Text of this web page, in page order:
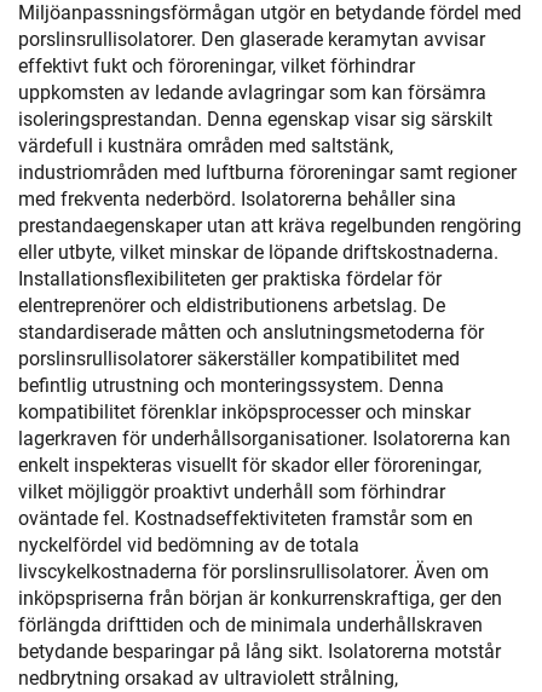
Miljöanpassningsförmågan utgör en betydande fördel med
porslinsrullisolatorer. Den glaserade keramytan avvisar
effektivt fukt och föroreningar, vilket förhindrar
uppkomsten av ledande avlagringar som kan försämra
isoleringsprestandan. Denna egenskap visar sig särskilt
värdefull i kustnära områden med saltstänk,
industriområden med luftburna föroreningar samt regioner
med frekventa nederbörd. Isolatorerna behåller sina
prestandaegenskaper utan att kräva regelbunden rengöring
eller utbyte, vilket minskar de löpande driftskostnaderna.
Installationsflexibiliteten ger praktiska fördelar för
elentreprenörer och eldistributionens arbetslag. De
standardiserade måtten och anslutningsmetoderna för
porslinsrullisolatorer säkerställer kompatibilitet med
befintlig utrustning och monteringssystem. Denna
kompatibilitet förenklar inköpsprocesser och minskar
lagerkraven för underhållsorganisationer. Isolatorerna kan
enkelt inspekteras visuellt för skador eller föroreningar,
vilket möjliggör proaktivt underhåll som förhindrar
oväntade fel. Kostnadseffektiviteten framstår som en
nyckelfördel vid bedömning av de totala
livscykelkostnaderna för porslinsrullisolatorer. Även om
inköpspriserna från början är konkurrenskraftiga, ger den
förlängda drifttiden och de minimala underhållskraven
betydande besparingar på lång sikt. Isolatorerna motstår
nedbrytning orsakad av ultraviolett strålning,